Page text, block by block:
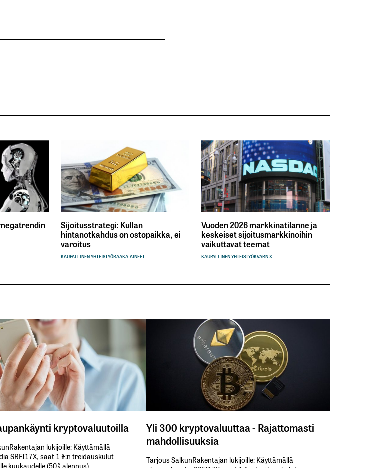
Sijoitusstrategi: Kullan
hintanotkahdus on ostopaikka, ei
varoitus
KAUPALLINEN YHTEISTYÖRAAKA-AINEET
Vuoden 2026 markkinatilanne ja
keskeiset sijoitusmarkkinoihin
vaikuttavat teemat
KAUPALLINEN YHTEISTYÖKVARN X
kryptovaluutoilla
lukijoille: Käyttämällä​
​SRFI17X,​ ​saat​ ​1 %:n treidauskulut​
​kuukaudelle​ ​(50%​ ​alennus).
Yli 300 kryptovaluuttaa - Rajattomasti
mahdollisuuksia
Tarjous SalkunRakentajan lukijoille: Käyttämällä​ ​